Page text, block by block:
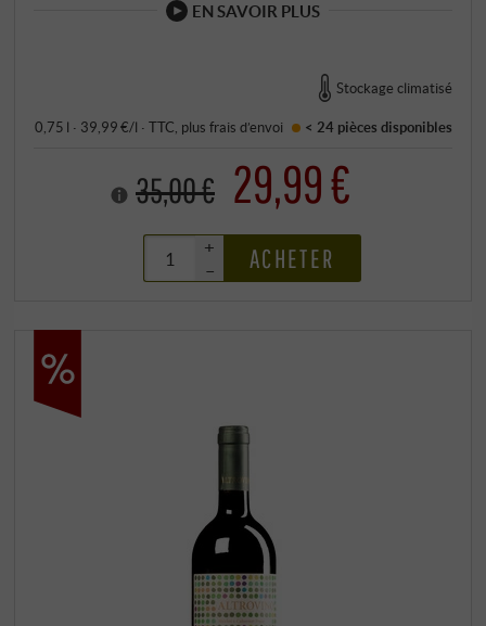
EN SAVOIR PLUS
Stockage climatisé
0,75 l · 39,99 €/l ·TTC , plusfrais d’envoi < 24 pièces disponibles
35,00 € 29,99 €
+
–
ACHETER